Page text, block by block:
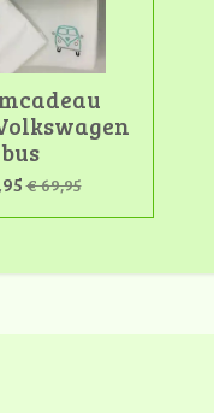
bus
€ 69,95